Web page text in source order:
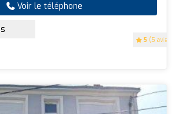
5 (5 avis)
Voir le téléphone